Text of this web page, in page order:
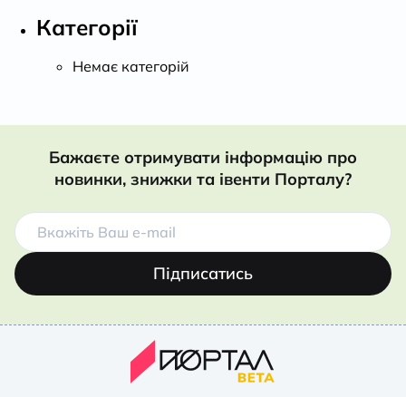
Категорії
Немає категорій
Бажаєте отримувати інформацію про
новинки, знижки та івенти Порталу?
Підписатись